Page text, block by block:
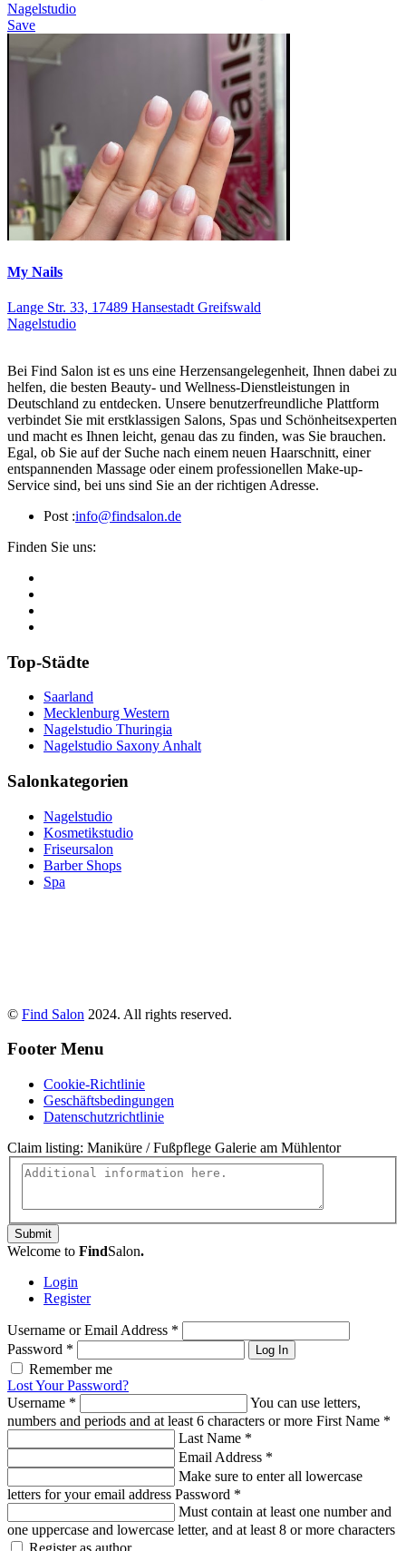
Nagelstudio
Save
My Nails
Lange Str. 33, 17489 Hansestadt Greifswald
Nagelstudio
Bei Find Salon ist es uns eine Herzensangelegenheit, Ihnen dabei zu
helfen, die besten Beauty- und Wellness-Dienstleistungen in
Deutschland zu entdecken. Unsere benutzerfreundliche Plattform
verbindet Sie mit erstklassigen Salons, Spas und Schönheitsexperten
und macht es Ihnen leicht, genau das zu finden, was Sie brauchen.
Egal, ob Sie auf der Suche nach einem neuen Haarschnitt, einer
entspannenden Massage oder einem professionellen Make-up-
Service sind, bei uns sind Sie an der richtigen Adresse.
Post :info@findsalon.de
Finden Sie uns:
Top-Städte
Saarland
Mecklenburg Western
Nagelstudio Thuringia
Nagelstudio Saxony Anhalt
Salonkategorien
Nagelstudio
Kosmetikstudio
Friseursalon
Barber Shops
Spa
© Find Salon 2024. All rights reserved.
Footer Menu
Cookie-Richtlinie
Geschäftsbedingungen
Datenschutzrichtlinie
Claim listing: Maniküre / Fußpflege Galerie am Mühlentor
Submit
Welcome to FindSalon.
Login
Register
Username or Email Address *
Password * Log In
Remember me
Lost Your Password?
Username *
You can use letters,
numbers and periods and at least 6 characters or more First Name *
Last Name *
Email Address *
Make sure to enter all lowercase
letters for your email address Password *
Must contain at least one number and
one uppercase and lowercase letter, and at least 8 or more characters
Register as author